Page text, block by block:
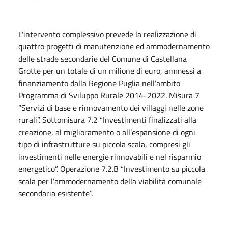
L'intervento complessivo prevede la realizzazione di
quattro progetti di manutenzione ed ammodernamento
delle strade secondarie del Comune di Castellana
Grotte per un totale di un milione di euro, ammessi a
finanziamento dalla Regione Puglia nell’ambito
Programma di Sviluppo Rurale 2014-2022. Misura 7
“Servizi di base e rinnovamento dei villaggi nelle zone
rurali”. Sottomisura 7.2 “Investimenti finalizzati alla
creazione, al miglioramento o all’espansione di ogni
tipo di infrastrutture su piccola scala, compresi gli
investimenti nelle energie rinnovabili e nel risparmio
energetico”. Operazione 7.2.B “Investimento su piccola
scala per l’ammodernamento della viabilità comunale
secondaria esistente”.